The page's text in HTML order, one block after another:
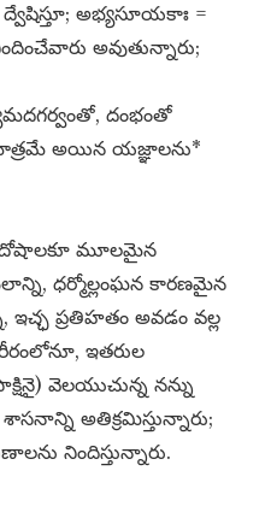
ద్వేషిస్తూ; అభ్యసూయకాః =
అవుతున్నారు;
దంభంతో
మాత్రమే అయిన యజ్ఞాలను*
మూలమైన
ధర్మోల్లంఘన కారణమైన
ప్రతిహతం అవడం వల్ల
ఇతరుల
వెలయుచున్న నన్ను
శాసనాన్ని అతిక్రమిస్తున్నారు;
నిందిస్తున్నారు.